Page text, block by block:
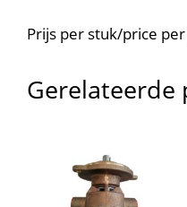
Prijs per stuk/price
Gerelateerde